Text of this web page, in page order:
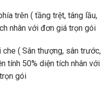
trên ( tầng trệt, tâng lầu,
nhân với đơn giá trọn gói
( Sân thượng, sân trước,
tính 50% diện tích nhân với
gói